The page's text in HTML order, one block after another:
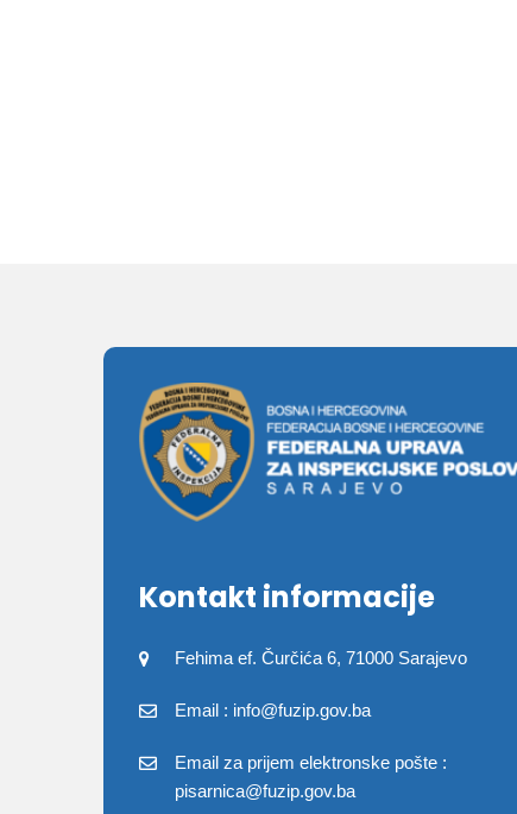
Kontakt informacije
Fehima ef. Čurčića 6, 71000 Sarajevo
Email : info@fuzip.gov.ba
Email za prijem elektronske pošte :
pisarnica@fuzip.gov.ba